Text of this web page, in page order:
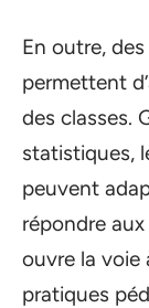
En outre,
permettent
des classes.
statistiques,
peuvent
répondre
ouvre la voie
pratiques